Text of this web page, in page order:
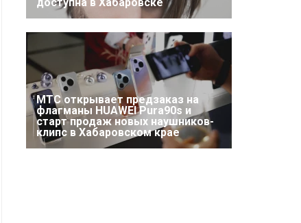
МТС открывает предзаказ на
флагманы HUAWEI Pura90s и
старт продаж новых наушников-
клипс в Хабаровском крае